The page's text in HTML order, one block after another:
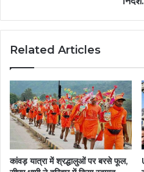
Related Articles
कांवड़ यात्रा में श्रद्धालुओं पर बरसे फूल,